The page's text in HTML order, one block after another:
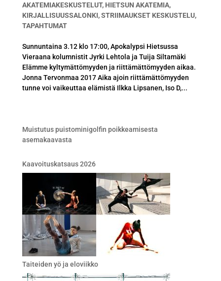
AKATEMIAKESKUSTELUT, HIETSUN AKATEMIA,
KIRJALLISUUSSALONKI,STRIIMAUKSET KESKUSTELU,
TAPAHTUMAT
Sunnuntaina 3.12 klo 17:00, Apokalypsi Hietsussa
Vieraana kolumnistit Jyrki Lehtola ja Tuija Siltamäki
Elämme kyltymättömyyden ja riittämättömyyden aikaa.
Jonna Tervonmaa 2017 Aika ajoin riittämättömyyden
tunne voi vaikeuttaa elämistä Ilkka Lipsanen, Iso D,...
Muistutus puistominigolfin poikkeamisesta
asemakaavasta
Kaavoituskatsaus 2026
Taiteiden yö ja eloviikko